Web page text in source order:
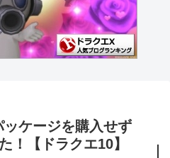
ケージを購入せず
！【ドラクエ10】